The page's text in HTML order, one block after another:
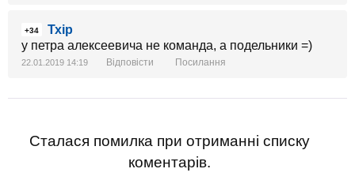
+34
Тхір
у петра алексеевича не команда, а подельники =)
22.01.2019 14:19 Відповісти Посилання
Сталася помилка при отриманні списку
коментарів.